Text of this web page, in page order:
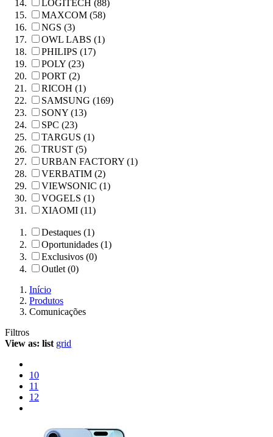
LOGITECH (88)
MAXCOM (58)
NGS (3)
OWL LABS (1)
PHILIPS (17)
POLY (23)
PORT (2)
RICOH (1)
SAMSUNG (169)
SONY (13)
SPC (23)
TARGUS (1)
TRUST (5)
URBAN FACTORY (1)
VERBATIM (2)
VIEWSONIC (1)
VOGELS (1)
XIAOMI (11)
Destaques (1)
Oportunidades (1)
Exclusivos (0)
Outlet (0)
Início
Produtos
Comunicações
Filtros
View as: list grid
10
11
12